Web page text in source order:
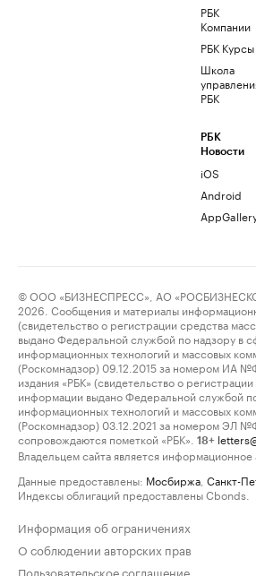
РБК
Компании
РБК Курсы
Школа
РБК
РБК
Новости
iOS
Android
© ООО «БИЗНЕСПРЕСС», АО
2026. Сообщения и материалы
(свидетельство о регистрации средства
выдано Федеральной службой по надзору в
информационных технологий и массовых
(Роскомнадзор) 09.12.2015 за номером ИА
издания «РБК» (свидетельство о
информации выдано Федеральной службой
информационных технологий и массовых
(Роскомнадзор) 03.12.2021 за номером ЭЛ
сопровождаются пометкой «РБК».
18+
Владельцем сайта является информационное
Данные предоставлены: Мосбиржа Санкт-
Индексы облигаций предоставлены Cbonds.
Информация об ограничениях
О соблюдении авторских прав
Пользовательское соглашение